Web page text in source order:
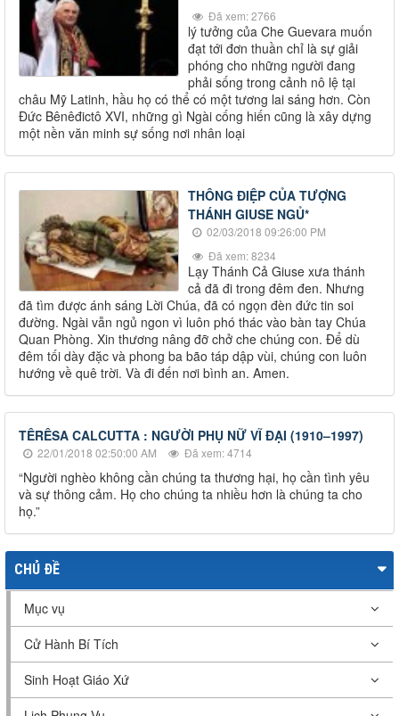
Đã xem: 2766
lý tưởng của Che Guevara muốn
đạt tới đơn thuần chỉ là sự giải
phóng cho những người đang
phải sống trong cảnh nô lệ tại
châu Mỹ Latinh, hầu họ có thể có một tương lai sáng hơn. Còn
Đức Bênêđictô XVI, những gì Ngài cống hiến cũng là xây dựng
một nền văn minh sự sống nơi nhân loại
THÔNG ĐIỆP CỦA TƯỢNG
THÁNH GIUSE NGỦ*
02/03/2018 09:26:00 PM
Đã xem: 8234
Lạy Thánh Cả Giuse xưa thánh
cả đã đi trong đêm đen. Nhưng
đã tìm được ánh sáng Lời Chúa, đã có ngọn đèn đức tin soi
đường. Ngài vẫn ngủ ngon vì luôn phó thác vào bàn tay Chúa
Quan Phòng. Xin thương nâng đỡ chở che chúng con. Để dù
đêm tối dày đặc và phong ba bão táp dập vùi, chúng con luôn
hướng về quê trời. Và đi đến nơi bình an. Amen.
TÊRÊSA CALCUTTA : NGƯỜI PHỤ NỮ VĨ ĐẠI (1910–1997)
22/01/2018 02:50:00 AM Đã xem: 4714
“Người nghèo không cần chúng ta thương hại, họ cần tình yêu
và sự thông cảm. Họ cho chúng ta nhiều hơn là chúng ta cho
họ.”
CHỦ ĐỀ
Mục vụ
Cử Hành Bí Tích
Sinh Hoạt Giáo Xứ